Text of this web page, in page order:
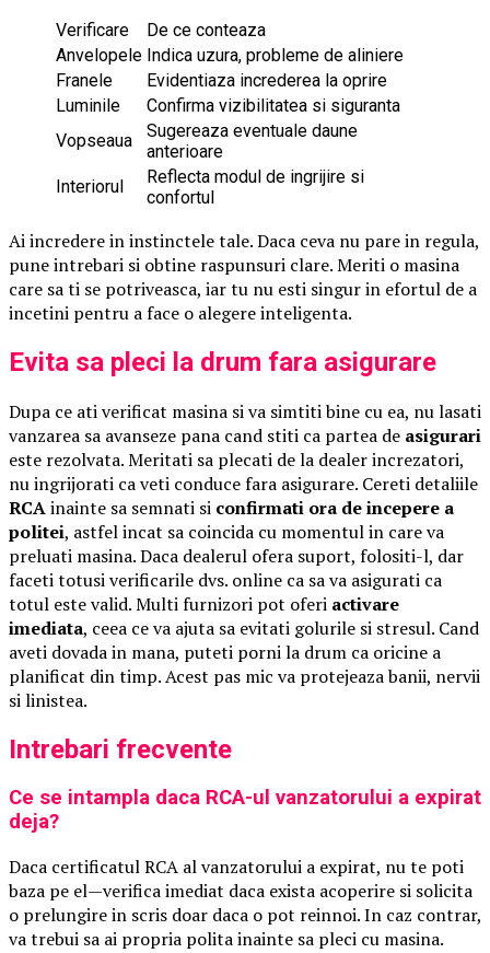
Verificare
De ce conteaza
Anvelopele Indica uzura, probleme de aliniere
Franele
Evidentiaza increderea la oprire
Luminile
Confirma vizibilitatea si siguranta
Vopseaua
Sugereaza eventuale daune
anterioare
Interiorul
Reflecta modul de ingrijire si
confortul
Ai incredere in instinctele tale. Daca ceva nu pare in regula,
pune intrebari si obtine raspunsuri clare. Meriti o masina
care sa ti se potriveasca, iar tu nu esti singur in efortul de a
incetini pentru a face o alegere inteligenta.
Evita sa pleci la drum fara asigurare
Dupa ce ati verificat masina si va simtiti bine cu ea, nu lasati
vanzarea sa avanseze pana cand stiti ca partea de asigurari
este rezolvata. Meritati sa plecati de la dealer increzatori,
nu ingrijorati ca veti conduce fara asigurare. Cereti detaliile
RCAinainte sa semnati si confirmati ora de incepere a
politei, astfel incat sa coincida cu momentul in care va
preluati masina. Daca dealerul ofera suport, folositi-l, dar
faceti totusi verificarile dvs. online ca sa va asigurati ca
totul este valid. Multi furnizori pot oferi activare
imediata, ceea ce va ajuta sa evitati golurile si stresul. Cand
aveti dovada in mana, puteti porni la drum ca oricine a
planificat din timp. Acest pas mic va protejeaza banii, nervii
si linistea.
Intrebari frecvente
Ce se intampla daca RCA-ul vanzatorului a expirat
deja?
Daca certificatul RCA al vanzatorului a expirat, nu te poti
baza pe el—verifica imediat daca exista acoperire si solicita
o prelungire in scris doar daca o pot reinnoi. In caz contrar,
va trebui sa ai propria polita inainte sa pleci cu masina.